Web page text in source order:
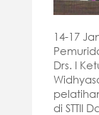
14-17
Drs. I
di STTII